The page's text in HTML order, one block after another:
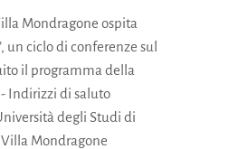
Mondragone ospita
un ciclo di conferenze sul
il programma della
- Indirizzi di saluto
degli Studi di
Villa Mondragone